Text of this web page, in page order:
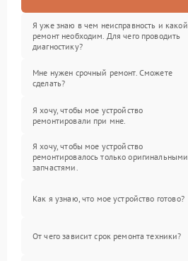
Я уже знаю в чем неисправность и какой
ремонт необходим. Для чего проводить
диагностику?
Мне нужен срочный ремонт. Сможете
сделать?
Я хочу, чтобы мое устройство
ремонтировали при мне.
Я хочу, чтобы мое устройство
ремонтировалось только оригинальными
запчастями.
Как я узнаю, что мое устройство готово?
От чего зависит срок ремонта техники?